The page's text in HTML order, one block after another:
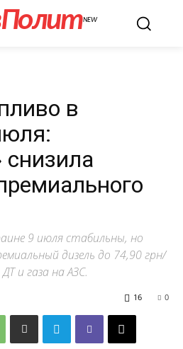
NEW
в
снизила
9 июля стабильны, но
дизель до 74,90 грн/
и газа на АЗС.
0
16